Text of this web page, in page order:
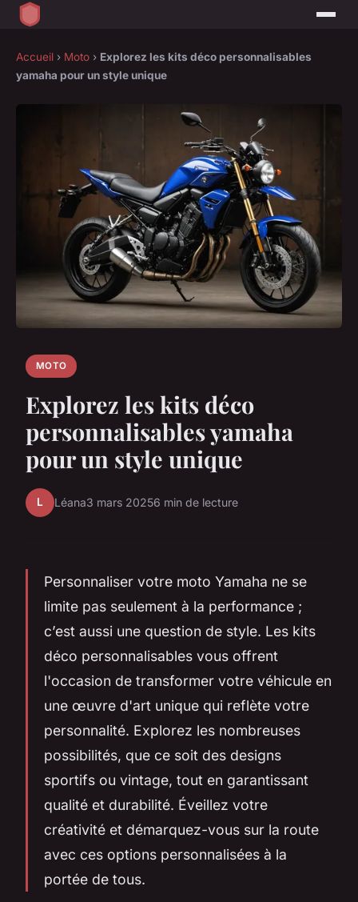
Accueil › Moto › Explorez les kits déco personnalisables
yamaha pour un style unique
MOTO
Explorez les kits déco
personnalisables yamaha
pour un style unique
L Léana3 mars 20256 min de lecture
Personnaliser votre moto Yamaha ne se
limite pas seulement à la performance ;
c’est aussi une question de style. Les kits
déco personnalisables vous offrent
l'occasion de transformer votre véhicule en
une œuvre d'art unique qui reflète votre
personnalité. Explorez les nombreuses
possibilités, que ce soit des designs
sportifs ou vintage, tout en garantissant
qualité et durabilité. Éveillez votre
créativité et démarquez-vous sur la route
avec ces options personnalisées à la
portée de tous.